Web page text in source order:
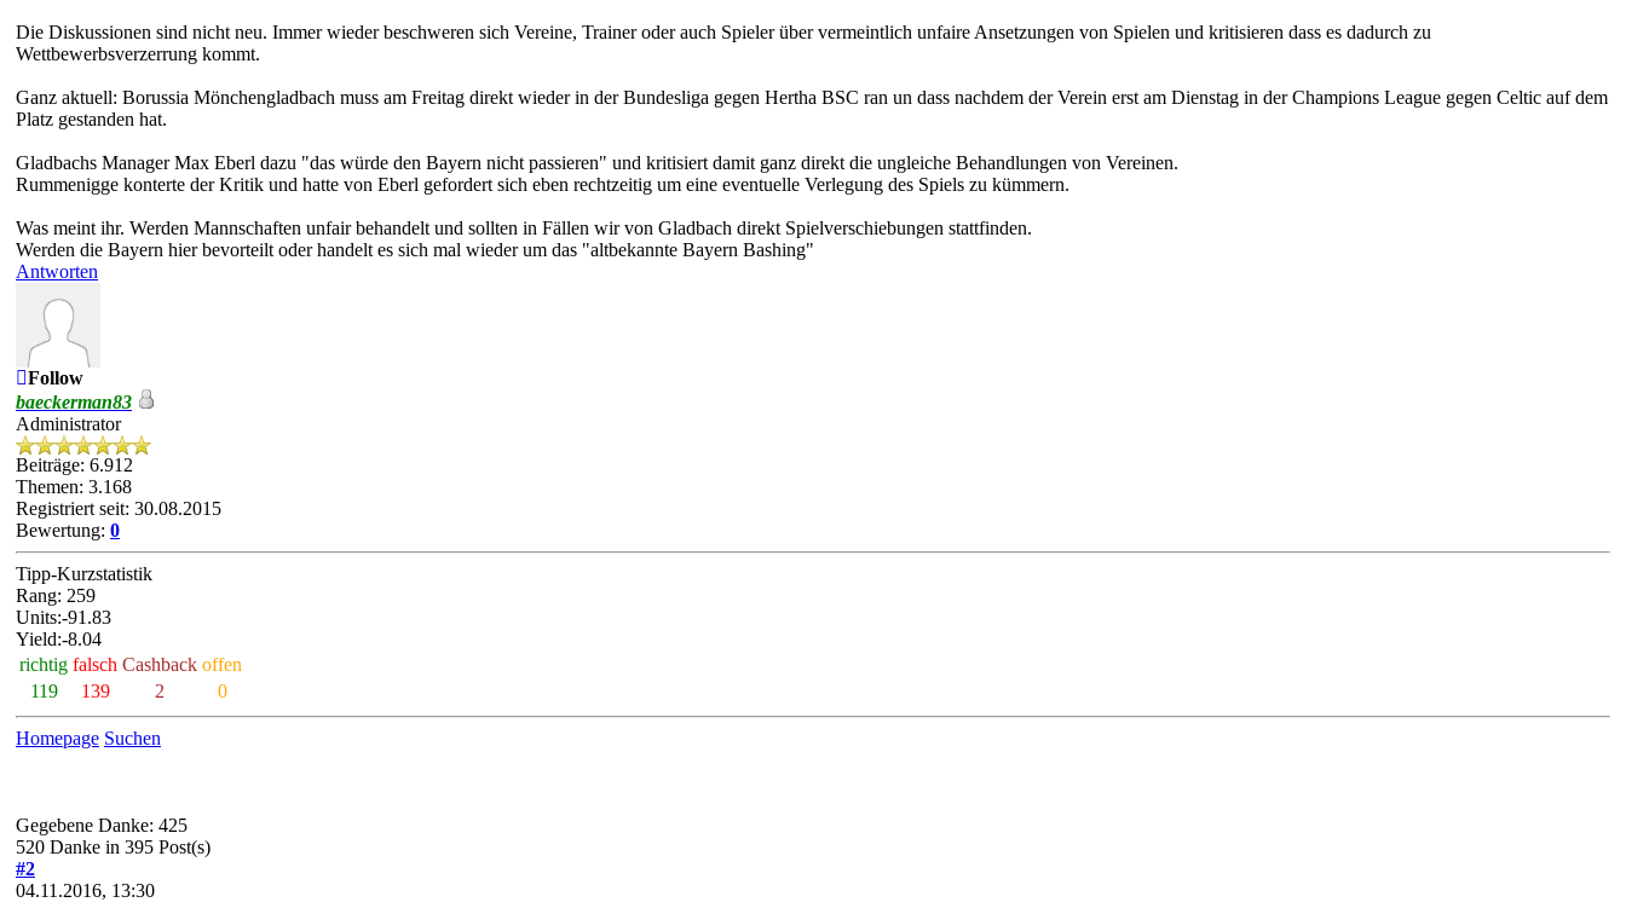
Die Diskussionen sind nicht neu. Immer wieder beschweren sich Vereine, Trainer oder auch Spieler über vermeintlich unfaire Ansetzungen von Spielen und kritisieren dass es dadurch zu
Wettbewerbsverzerrung kommt.
Ganz aktuell: Borussia Mönchengladbach muss am Freitag direkt wieder in der Bundesliga gegen Hertha BSC ran un dass nachdem der Verein erst am Dienstag in der Champions League gegen Celtic auf dem
Platz gestanden hat.
Gladbachs Manager Max Eberl dazu "das würde den Bayern nicht passieren" und kritisiert damit ganz direkt die ungleiche Behandlungen von Vereinen.
Rummenigge konterte der Kritik und hatte von Eberl gefordert sich eben rechtzeitig um eine eventuelle Verlegung des Spiels zu kümmern.
Was meint ihr. Werden Mannschaften unfair behandelt und sollten in Fällen wir von Gladbach direkt Spielverschiebungen stattfinden.
Werden die Bayern hier bevorteilt oder handelt es sich mal wieder um das "altbekannte Bayern Bashing"
Antworten
Follow
baeckerman83
Administrator
Beiträge: 6.912
Themen: 3.168
Registriert seit: 30.08.2015
Bewertung: 0
Tipp-Kurzstatistik
Rang: 259
Units:-91.83
Yield:-8.04
richtig falsch Cashback offen
119
139 2 0
Homepage Suchen
Gegebene Danke: 425
520 Danke in 395 Post(s)
#2
04.11.2016, 13:30